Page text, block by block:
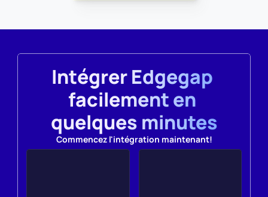
Intégrer Edgegap
facilement en
quelques minutes
Commencez l'intégration maintenant!